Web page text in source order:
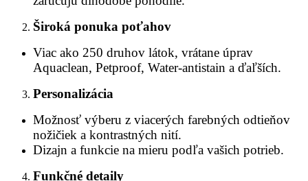
Široká ponuka poťahov
Viac ako 250 druhov látok, vrátane úprav
Aquaclean, Petproof, Water-antistain a ďaľších.
Personalizácia
Možnosť výberu z viacerých farebných odtieňov
nožičiek a kontrastných nití.
Dizajn a funkcie na mieru podľa vašich potrieb.
Funkčné detaily